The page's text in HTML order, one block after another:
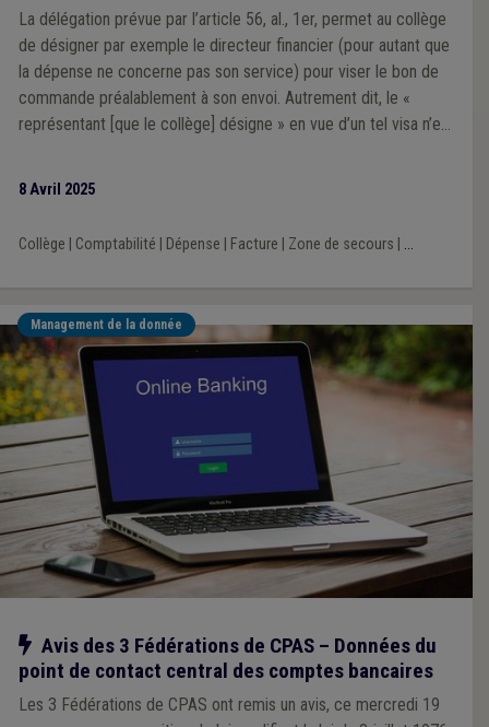
La délégation prévue par l’article 56, al., 1er, permet au collège
de désigner par exemple le directeur financier (pour autant que
la dépense ne concerne pas son service) pour viser le bon de
commande préalablement à son envoi. Autrement dit, le «
représentant [que le collège] désigne » en vue d’un tel visa n’est
8 Avril 2025
Collège Comptabilité Dépense Facture Zone de secours ...
Management de la donnée
Notre action
Avis des 3 Fédérations de CPAS – Données du
point de contact central des comptes bancaires
Les 3 Fédérations de CPAS ont remis un avis, ce mercredi 19